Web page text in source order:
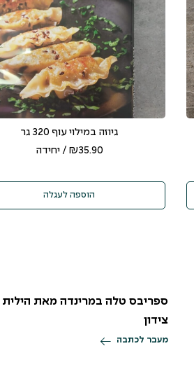
גיוזה במילוי עוף 320 גר
₪35.90 / יחידה
הוספה לעגלה
ספריבס טלה במרינדה מאת הילית
צידון
מעבר לכתבה